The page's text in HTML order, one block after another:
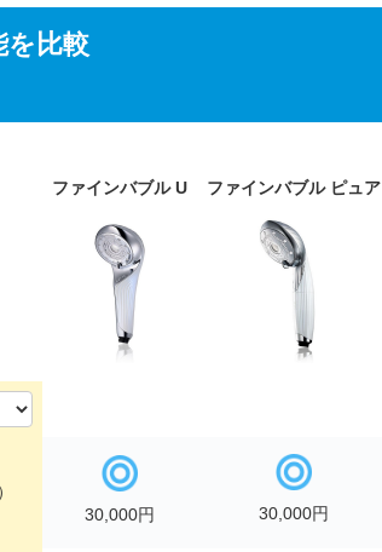
を比較
ファインバブル U ファインバブル ピュア
30,000円
30,000円